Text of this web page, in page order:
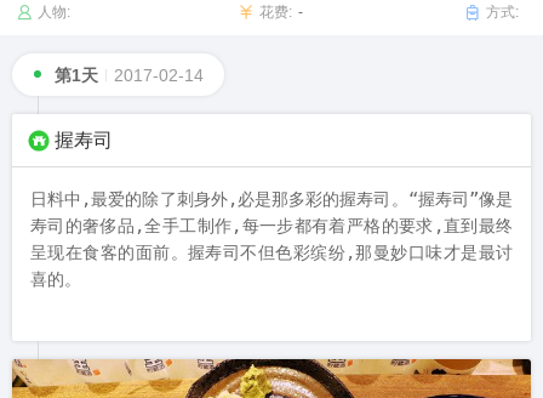
人物: 花费: - 方式:
第1天 2017-02-14
握寿司
日料中,最爱的除了刺身外,必是那多彩的握寿司。“握寿司”像是
寿司的奢侈品,全手工制作,每一步都有着严格的要求,直到最终
呈现在食客的面前。握寿司不但色彩缤纷,那曼妙口味才是最讨